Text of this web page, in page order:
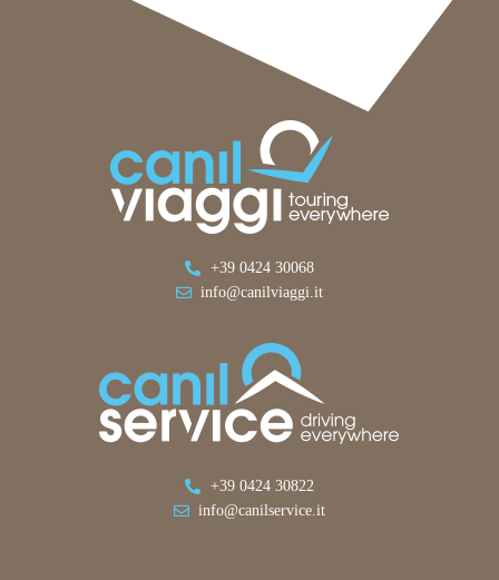
+39 0424 30068
info@canilviaggi.it
+39 0424 30822
info@canilservice.it